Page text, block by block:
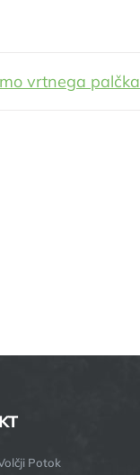
vrtnega palčka
Potok